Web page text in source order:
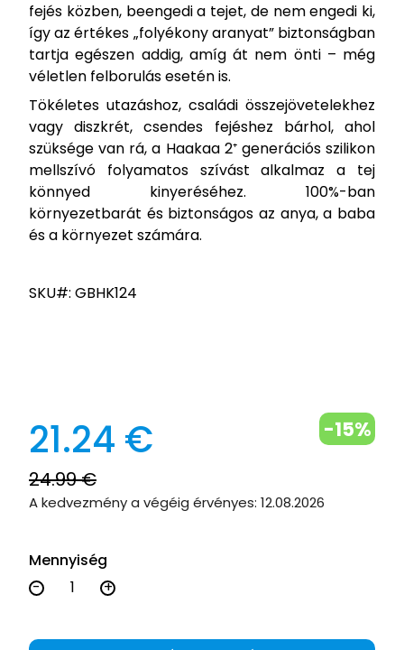
fejés közben, beengedi a tejet, de nem engedi ki,
így az értékes „folyékony aranyat” biztonságban
tartja egészen addig, amíg át nem önti – még
véletlen felborulás esetén is.
Tökéletes utazáshoz, családi összejövetelekhez
vagy diszkrét, csendes fejéshez bárhol, ahol
szüksége van rá, a Haakaa 2⁺ generációs szilikon
mellszívó folyamatos szívást alkalmaz a tej
könnyed kinyeréséhez. 100%-ban
környezetbarát és biztonságos az anya, a baba
és a környezet számára.
SKU#: GBHK124
21.24 €
24.99 €
-15%
A kedvezmény a végéig érvényes: 12.08.2026
Mennyiség
-
+